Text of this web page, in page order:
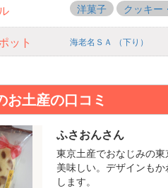
洋菓子 クッキー
ット 海老名ＳＡ （下り）
お土産の口コミ
ふさおんさん
東京土産でおなじみの
美味しい。デザインも
します。